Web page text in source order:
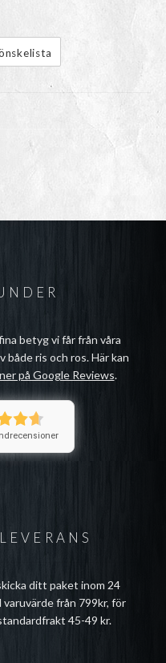
ditt paket inom 24
varuvärde från 799kr, för
45-49 kr.
betyg vi får från våra
både ris och ros. Här kan
på Google Reviews.